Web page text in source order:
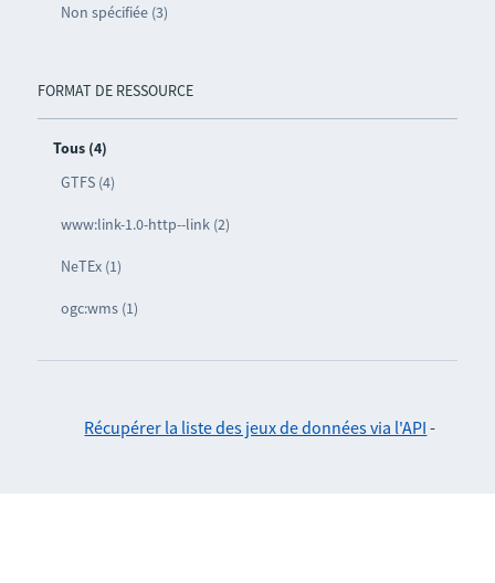
Non spécifiée (3)
FORMAT DE RESSOURCE
Tous (4)
GTFS (4)
www:link-1.0-http--link (2)
NeTEx (1)
ogc:wms (1)
Récupérer la liste des jeux de données via l'API -